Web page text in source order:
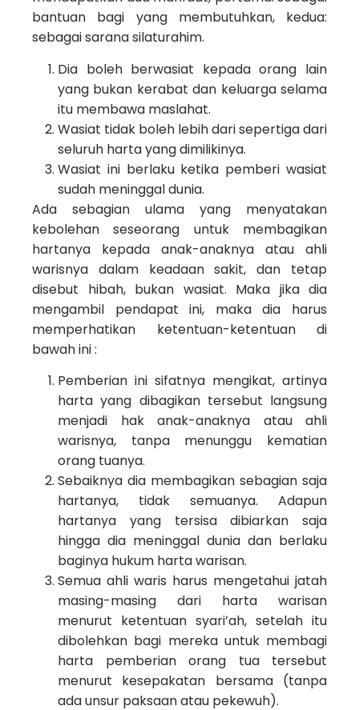
bantuan bagi yang membutuhkan, kedua:
sebagai sarana silaturahim.
Dia boleh berwasiat kepada orang lain
yang bukan kerabat dan keluarga selama
itu membawa maslahat.
Wasiat tidak boleh lebih dari sepertiga dari
seluruh harta yang dimilikinya.
Wasiat ini berlaku ketika pemberi wasiat
sudah meninggal dunia.
Ada sebagian ulama yang menyatakan
kebolehan seseorang untuk membagikan
hartanya kepada anak-anaknya atau ahli
warisnya dalam keadaan sakit, dan tetap
disebut hibah, bukan wasiat. Maka jika dia
mengambil pendapat ini, maka dia harus
memperhatikan ketentuan-ketentuan di
bawah ini :
Pemberian ini sifatnya mengikat, artinya
harta yang dibagikan tersebut langsung
menjadi hak anak-anaknya atau ahli
warisnya, tanpa menunggu kematian
orang tuanya.
Sebaiknya dia membagikan sebagian saja
hartanya, tidak semuanya. Adapun
hartanya yang tersisa dibiarkan saja
hingga dia meninggal dunia dan berlaku
baginya hukum harta warisan.
Semua ahli waris harus mengetahui jatah
masing-masing dari harta warisan
menurut ketentuan syari’ah, setelah itu
dibolehkan bagi mereka untuk membagi
harta pemberian orang tua tersebut
menurut kesepakatan bersama (tanpa
ada unsur paksaan atau pekewuh).